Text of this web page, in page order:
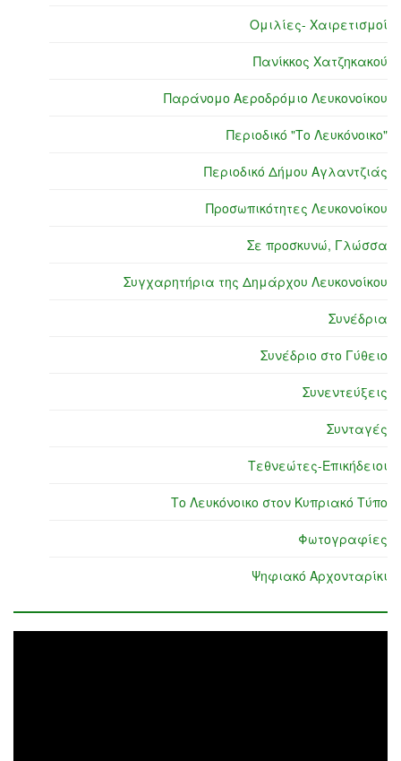
Ομιλίες- Χαιρετισμοί
Πανίκκος Χατζηκακού
Παράνομο Αεροδρόμιο Λευκονοίκου
Περιοδικό "Το Λευκόνοικο"
Περιοδικό Δήμου Αγλαντζιάς
Προσωπικότητες Λευκονοίκου
Σε προσκυνώ, Γλώσσα
Συγχαρητήρια της Δημάρχου Λευκονοίκου
Συνέδρια
Συνέδριο στο Γύθειο
Συνεντεύξεις
Συνταγές
Τεθνεώτες-Επικήδειοι
Το Λευκόνοικο στον Κυπριακό Τύπο
Φωτογραφίες
Ψηφιακό Αρχονταρίκι